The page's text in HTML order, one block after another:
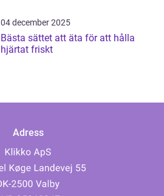
04 december 2025
Bästa sättet att äta för att hålla
hjärtat friskt
Adress